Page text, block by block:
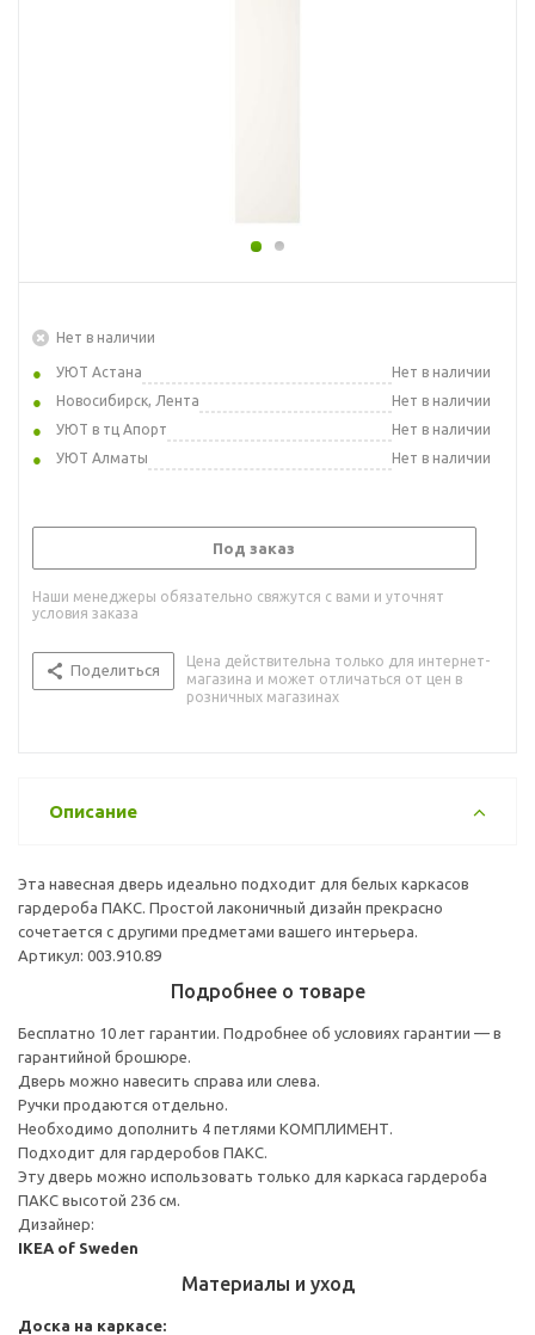
Нет в наличии
УЮТ Астана
Нет в наличии
Новосибирск, Лента
Нет в наличии
УЮТ в тц Апорт
Нет в наличии
УЮТ Алматы
Нет в наличии
Под заказ
Наши менеджеры обязательно свяжутся с вами и уточнят
условия заказа
Поделиться
Цена действительна только для интернет-
магазина и может отличаться от цен в
розничных магазинах
Описание
Эта навесная дверь идеально подходит для белых каркасов
гардероба ПАКС. Простой лаконичный дизайн прекрасно
сочетается с другими предметами вашего интерьера.
Артикул: 003.910.89
Подробнее о товаре
Бесплатно 10 лет гарантии. Подробнее об условиях гарантии — в
гарантийной брошюре.
Дверь можно навесить справа или слева.
Ручки продаются отдельно.
Необходимо дополнить 4 петлями КОМПЛИМЕНТ.
Подходит для гардеробов ПАКС.
Эту дверь можно использовать только для каркаса гардероба
ПАКС высотой 236 см.
Дизайнер:
IKEA of Sweden
Материалы и уход
Доска на каркасе: